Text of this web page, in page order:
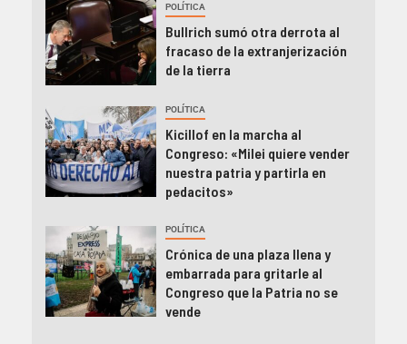
POLÍTICA
Bullrich sumó otra derrota al
fracaso de la extranjerización
de la tierra
POLÍTICA
Kicillof en la marcha al
Congreso: «Milei quiere vender
nuestra patria y partirla en
pedacitos»
POLÍTICA
Crónica de una plaza llena y
embarrada para gritarle al
Congreso que la Patria no se
vende